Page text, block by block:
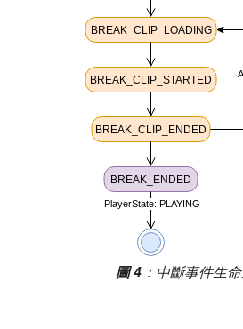
圖 4：中斷事件生命
觀看的休息時
間：
BREAK_CLIP_LOADING 僅在拼接時
廣告插播片
BREAK_CLIP_STARTED
廣告插播片段
BREAK_CLIP_ENDED
廣告插播片段
束時觸發。